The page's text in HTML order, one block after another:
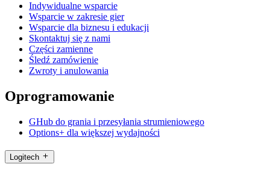
Indywidualne wsparcie
Wsparcie w zakresie gier
Wsparcie dla biznesu i edukacji
Skontaktuj się z nami
Części zamienne
Śledź zamówienie
Zwroty i anulowania
Oprogramowanie
GHub do grania i przesyłania strumieniowego
Options+ dla większej wydajności
Logitech